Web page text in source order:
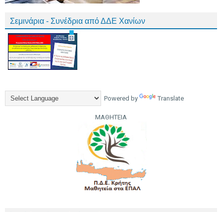
Σεμινάρια - Συνέδρια από ΔΔΕ Χανίων
Powered by Translate
ΜΑΘΗΤΕΙΑ